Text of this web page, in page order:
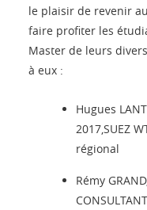
le plaisir de revenir
faire profiter les
Master de leurs
à eux :
Hugues
2017,SUEZ
régional
Rémy